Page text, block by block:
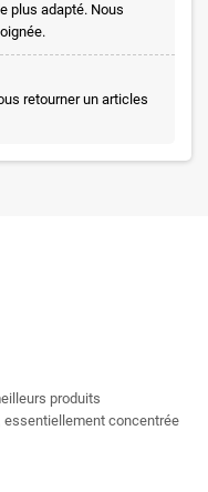
plus adapté. Nous
retourner un articles
produits
concentrée